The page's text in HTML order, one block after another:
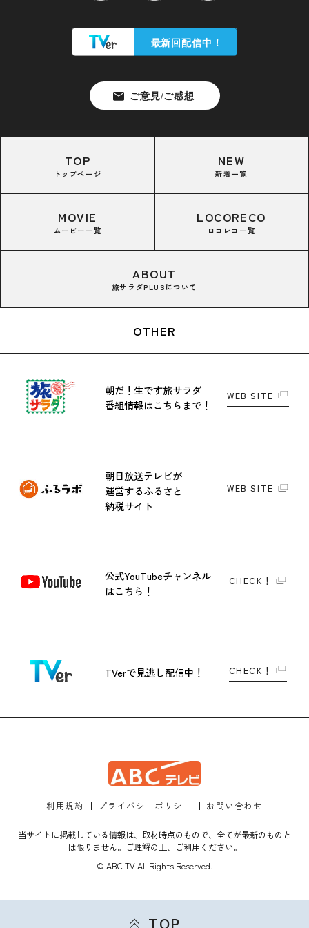
TOP
トップページ
NEW
新着一覧
MOVIE
ムービー一覧
LOCORECO
ロコレコ一覧
ABOUT
旅サラダPLUSについて
OTHER
朝だ！生です旅サラダ
番組情報はこちらまで！
WEB SITE
朝日放送テレビが
運営するふるさと
納税サイト
WEB SITE
公式YouTubeチャンネル
はこちら！
CHECK！
TVerで見逃し配信中！ CHECK！
利用規約 プライバシーポリシー お問い合わせ
当サイトに掲載している情報は、取材時点のもので、全てが最新のものと
は限りません。ご理解の上、ご利用ください。
© ABC TV All Rights Reserved.
TOP